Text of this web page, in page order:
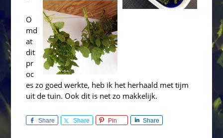
O
md
at
dit
pr
oc
es zo goed werkte, heb ik het herhaald met tijm
uit de tuin. Ook dit is net zo makkelijk.
Share Share Pin Share